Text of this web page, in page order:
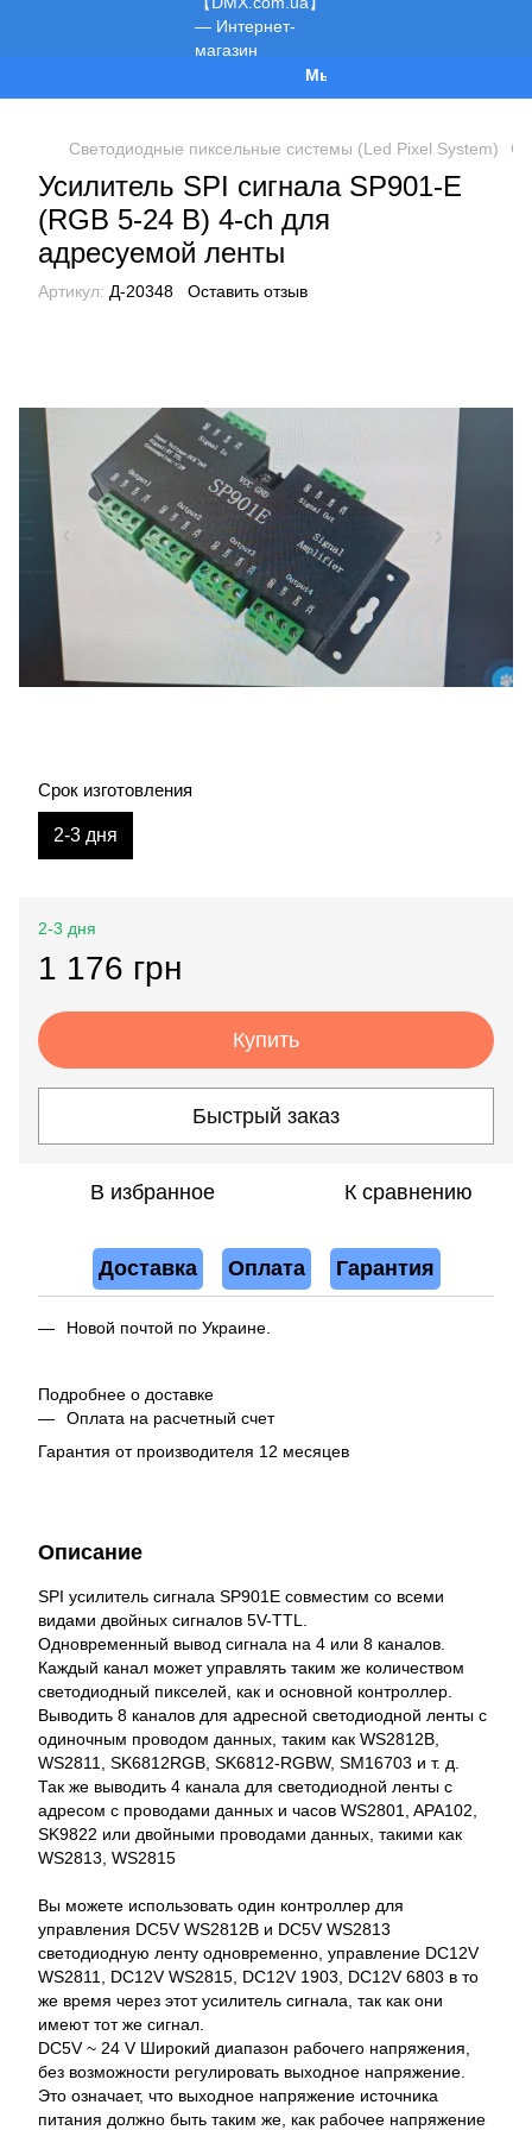
Мы работаем!
Светодиодные пиксельные системы (Led Pixel System)
Усилитель SPI сигнала SP901-E
(RGB 5-24 В) 4-ch для
адресуемой ленты
Артикул: Д-20348 Оставить отзыв
Срок изготовления
2-3 дня
2-3 дня
1 176 грн
Купить
Быстрый заказ
В избранное К сравнению
Доставка Оплата Гарантия
Новой почтой по Украине.
Подробнее о доставке
Оплата на расчетный счет
Гарантия от производителя 12 месяцев
Описание
SPI усилитель сигнала SP901E совместим со всеми
видами двойных сигналов 5V-TTL.
Одновременный вывод сигнала на 4 или 8 каналов.
Каждый канал может управлять таким же количеством
светодиодный пикселей, как и основной контроллер.
Выводить 8 каналов для адресной светодиодной ленты с
одиночным проводом данных, таким как WS2812B,
WS2811, SK6812RGB, SK6812-RGBW, SM16703 и т. д.
Так же выводить 4 канала для светодиодной ленты с
адресом с проводами данных и часов WS2801, APA102,
SK9822 или двойными проводами данных, такими как
WS2813, WS2815
Вы можете использовать один контроллер для
управления DC5V WS2812B и DC5V WS2813
светодиодную ленту одновременно, управление DC12V
WS2811, DC12V WS2815, DC12V 1903, DC12V 6803 в то
же время через этот усилитель сигнала, так как они
имеют тот же сигнал.
DC5V ~ 24 V Широкий диапазон рабочего напряжения,
без возможности регулировать выходное напряжение.
Это означает, что выходное напряжение источника
питания должно быть таким же, как рабочее напряжение